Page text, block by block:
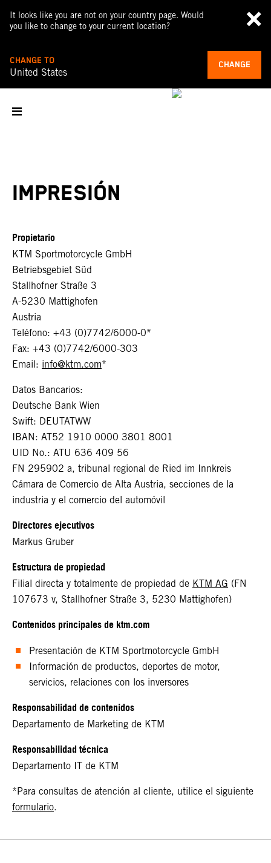
It looks like you are not on your country page. Would
you like to change to your current location?
CHANGE TO
United States
CHANGE
IMPRESIÓN
Propietario
KTM Sportmotorcycle GmbH
Betriebsgebiet Süd
Stallhofner Straße 3
A-5230 Mattighofen
Austria
Teléfono: +43 (0)7742/6000-0*
Fax: +43 (0)7742/6000-303
Email: info@ktm.com*
Datos Bancarios:
Deutsche Bank Wien
Swift: DEUTATWW
IBAN: AT52 1910 0000 3801 8001
UID No.: ATU 636 409 56
FN 295902 a, tribunal regional de Ried im Innkreis
Cámara de Comercio de Alta Austria, secciones de la
industria y el comercio del automóvil
Directores ejecutivos
Markus Gruber
Estructura de propiedad
Filial directa y totalmente de propiedad de KTM AG (FN
107673 v, Stallhofner Straße 3, 5230 Mattighofen)
Contenidos principales de ktm.com
Presentación de KTM Sportmotorcycle GmbH
Información de productos, deportes de motor,
servicios, relaciones con los inversores
Responsabilidad de contenidos
Departamento de Marketing de KTM
Responsabilidad técnica
Departamento IT de KTM
*Para consultas de atención al cliente, utilice el siguiente
formulario.